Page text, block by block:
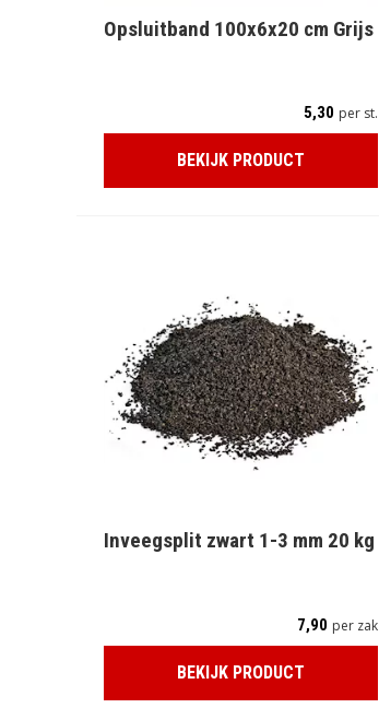
Opsluitband 100x6x20 cm Grijs
5,30 per st.
BEKIJK PRODUCT
Inveegsplit zwart 1-3 mm 20 kg
7,90 per zak
BEKIJK PRODUCT